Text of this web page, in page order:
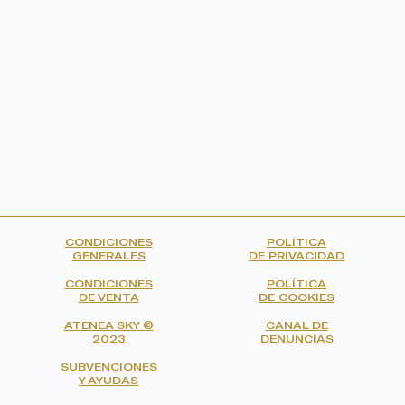
CONDICIONES
GENERALES
CONDICIONES
DE VENTA
ATENEA SKY ©
2023
SUBVENCIONES
Y AYUDAS
POLÍTICA
DE PRIVACIDAD
POLÍTICA
DE COOKIES
CANAL DE
DENUNCIAS